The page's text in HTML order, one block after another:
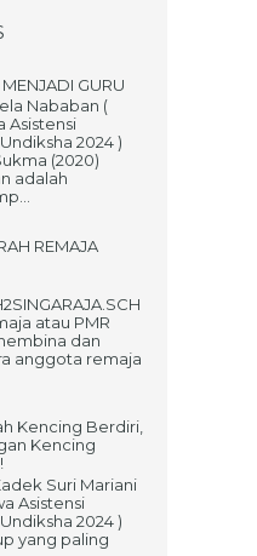
GURU
Nababan (
Asistensi
2024 )
(2020)
adalah
REMAJA
atau PMR
dan
anggota remaja
Kencing Berdiri,
Kencing
Suri Mariani
Asistensi
2024 )
yang paling